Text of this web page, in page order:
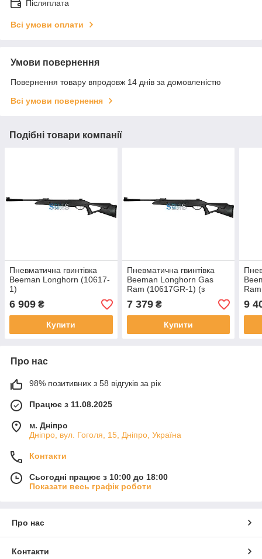
Післяплата
Всі умови оплати
Умови повернення
Повернення товару впродовж 14 днів за домовленістю
Всі умови повернення
Подібні товари компанії
Пневматична гвинтівка
Beeman Longhorn (10617-
1)
6 909 ₴
Купити
Пневматична гвинтівка
Beeman Longhorn Gas
Ram (10617GR-1) (з
газовою пружиною)
7 379₴
Купити
9
Про нас
98% позитивних з 58 відгуків за рік
Працює з 11.08.2025
м. Дніпро
Дніпро, вул. Гоголя, 15, Дніпро, Україна
Контакти
Сьогодні працює з 10:00 до 18:00
Показати весь графік роботи
Про нас
Контакти